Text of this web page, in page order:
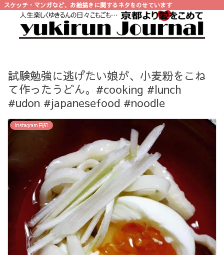
スケッチ・マンガなど、お絵描きに関するネタをのせています
試験勉強に逃げたい娘が、小麦粉をこね
て作ったうどん。#cooking #lunch
#udon #japanesefood #noodle
Instagram日記